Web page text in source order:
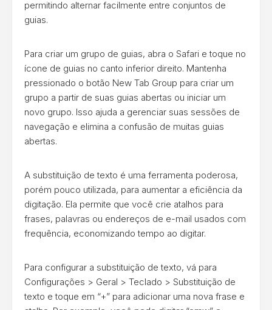
permitindo alternar facilmente entre conjuntos de
guias.
Para criar um grupo de guias, abra o Safari e toque no
ícone de guias no canto inferior direito. Mantenha
pressionado o botão New Tab Group para criar um
grupo a partir de suas guias abertas ou iniciar um
novo grupo. Isso ajuda a gerenciar suas sessões de
navegação e elimina a confusão de muitas guias
abertas.
A substituição de texto é uma ferramenta poderosa,
porém pouco utilizada, para aumentar a eficiência da
digitação. Ela permite que você crie atalhos para
frases, palavras ou endereços de e-mail usados com
frequência, economizando tempo ao digitar.
Para configurar a substituição de texto, vá para
Configurações > Geral > Teclado > Substituição de
texto e toque em “+” para adicionar uma nova frase e